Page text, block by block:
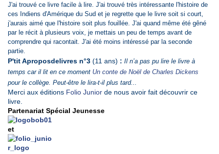
J'ai trouvé ce livre facile à lire. J'ai trouvé très intéressante l'histoire de
ces Indiens d'Amérique du Sud et je regrette que le livre soit si court,
j'aurais aimé que l'histoire soit plus fouillée. J'ai quand même été gêné
par le récit à plusieurs voix, je mettais un peu de temps avant de
comprendre qui racontait. J'ai été moins intéressé par la seconde
partie.
P'tit Aproposdelivres n°3 (11 ans) : Il n’a pas pu lire le livre à
temps car il lit en ce moment Un conte de Noël de Charles Dickens
pour le collège. Peut-être le lira-t-il plus tard...
Merci aux éditions Folio Junior de nous avoir fait découvrir ce
livre.
Partenariat Spécial Jeunesse
et